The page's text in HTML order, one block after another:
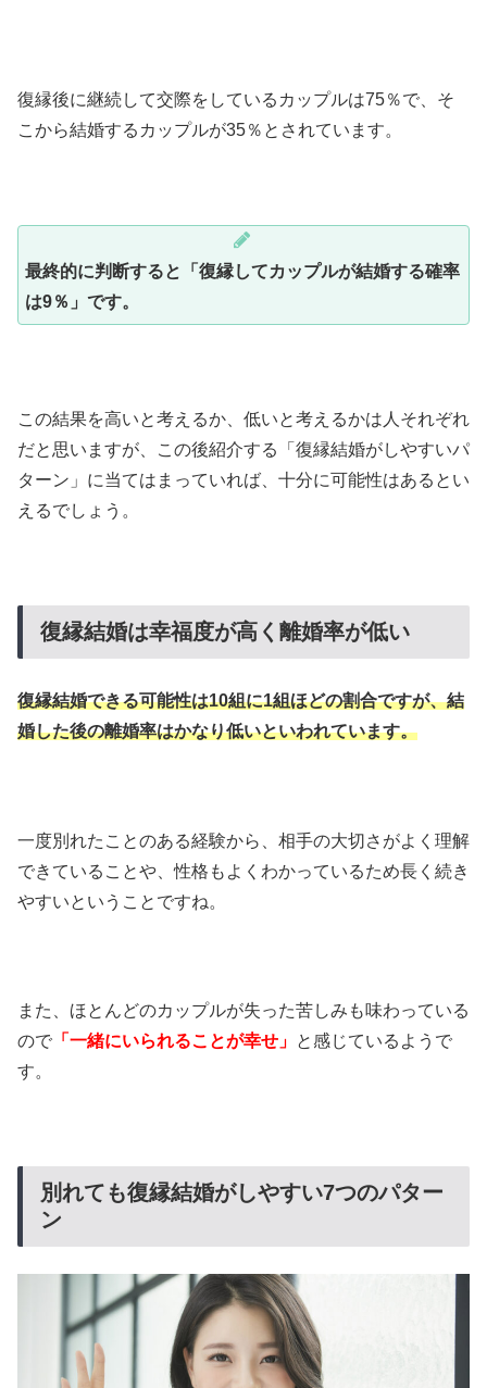
復縁後に継続して交際をしているカップルは75％で、そ
こから結婚するカップルが35％とされています。
最終的に判断すると「復縁してカップルが結婚する確率
は9％」です。
この結果を高いと考えるか、低いと考えるかは人それぞれ
だと思いますが、この後紹介する「復縁結婚がしやすいパ
ターン」に当てはまっていれば、十分に可能性はあるとい
えるでしょう。
復縁結婚は幸福度が高く離婚率が低い
復縁結婚できる可能性は10組に1組ほどの割合ですが、結
婚した後の離婚率はかなり低いといわれています。
一度別れたことのある経験から、相手の大切さがよく理解
できていることや、性格もよくわかっているため長く続き
やすいということですね。
また、ほとんどのカップルが失った苦しみも味わっている
ので 「一緒にいられることが幸せ」 と感じているようで
す。
別れても復縁結婚がしやすい7つのパター
ン